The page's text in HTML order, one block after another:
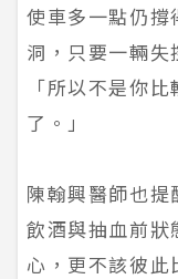
使車多一點仍撐
洞，只要一輛失
「所以不是你
了。」
陳翰興醫師也提
飲酒與抽血前狀
心，更不該彼